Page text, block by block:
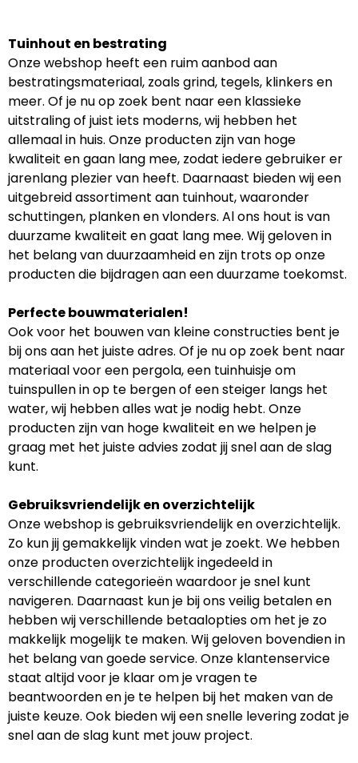
Tuinhout en bestrating
Onze webshop heeft een ruim aanbod aan
bestratingsmateriaal, zoals grind, tegels, klinkers en
meer. Of je nu op zoek bent naar een klassieke
uitstraling of juist iets moderns, wij hebben het
allemaal in huis. Onze producten zijn van hoge
kwaliteit en gaan lang mee, zodat iedere gebruiker er
jarenlang plezier van heeft. Daarnaast bieden wij een
uitgebreid assortiment aan tuinhout, waaronder
schuttingen, planken en vlonders. Al ons hout is van
duurzame kwaliteit en gaat lang mee. Wij geloven in
het belang van duurzaamheid en zijn trots op onze
producten die bijdragen aan een duurzame toekomst.
Perfecte bouwmaterialen!
Ook voor het bouwen van kleine constructies bent je
bij ons aan het juiste adres. Of je nu op zoek bent naar
materiaal voor een pergola, een tuinhuisje om
tuinspullen in op te bergen of een steiger langs het
water, wij hebben alles wat je nodig hebt. Onze
producten zijn van hoge kwaliteit en we helpen je
graag met het juiste advies zodat jij snel aan de slag
kunt.
Gebruiksvriendelijk en overzichtelijk
Onze webshop is gebruiksvriendelijk en overzichtelijk.
Zo kun jij gemakkelijk vinden wat je zoekt. We hebben
onze producten overzichtelijk ingedeeld in
verschillende categorieën waardoor je snel kunt
navigeren. Daarnaast kun je bij ons veilig betalen en
hebben wij verschillende betaalopties om het je zo
makkelijk mogelijk te maken. Wij geloven bovendien in
het belang van goede service. Onze klantenservice
staat altijd voor je klaar om je vragen te
beantwoorden en je te helpen bij het maken van de
juiste keuze. Ook bieden wij een snelle levering zodat je
snel aan de slag kunt met jouw project.